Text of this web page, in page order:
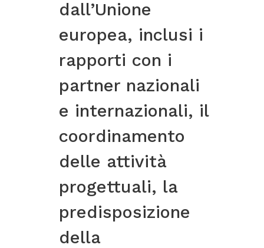
dall’Unione
europea, inclusi i
rapporti con i
partner nazionali
e internazionali, il
coordinamento
delle attività
progettuali, la
predisposizione
della